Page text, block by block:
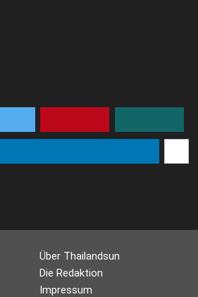
Über Thailandsun
Die Redaktion
Impressum